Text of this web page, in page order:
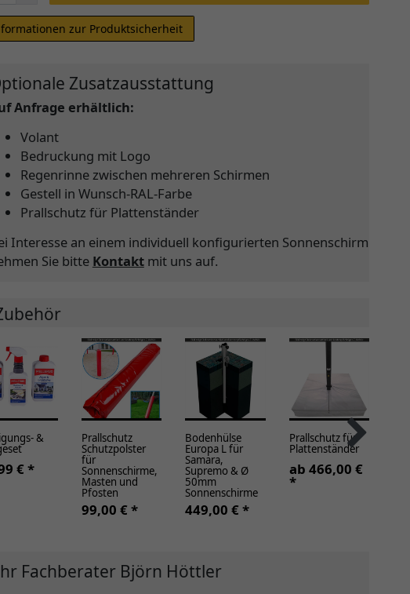
zur Produktsicherheit
Zusatzausstattung
Anfrage erhältlich:
Volant
Bedruckung mit Logo
Regenrinne zwischen mehreren Schirmen
Gestell in Wunsch-RAL-Farbe
Prallschutz für Plattenständer
Interesse an einem individuell konfigurierten Sonnenschirm
Sie bitte Kontaktmit uns auf.
&
€ *
Prallschutz
Schutzpolster
für
Sonnenschirme,
Masten und
Pfosten
99,00 € *
Bodenhülse
Europa L für
Samara,
Supremo & Ø
50mm
Sonnenschirme
449,00 € *
Prallschutz für
Plattenständer
ab 466,00 €
*
Fachberater Björn Höttler